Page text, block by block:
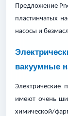
Предложение
пластинчатых
насосы и
вакуумные
Электрические
имеют очень
химической/